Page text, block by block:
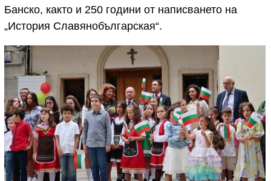
Банско, както и 250 години от написването на
„История Славянобългарская“.